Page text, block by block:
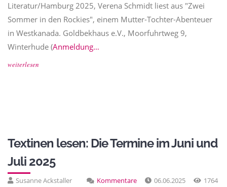
Literatur/Hamburg 2025, Verena Schmidt liest aus "Zwei
Sommer in den Rockies", einem Mutter-Tochter-Abenteuer
in Westkanada. Goldbekhaus e.V., Moorfuhrtweg 9,
Winterhude (Anmeldung…
weiterlesen
Textinen lesen: Die Termine im Juni und
Juli 2025
Susanne Ackstaller Kommentare 06.06.2025
1764